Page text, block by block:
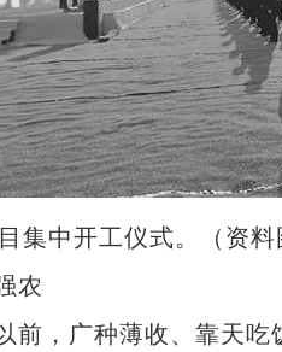
集中开工仪式。（资料
农
，广种薄收、靠天吃